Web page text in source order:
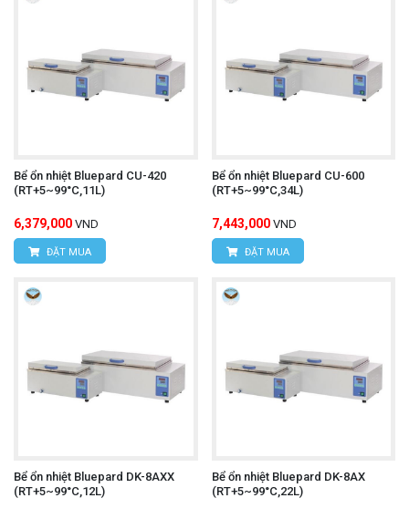
Bể ổn nhiệt Bluepard CU-420
(RT+5~99°C,11L)
6,379,000 VND
ĐẶT MUA
Bể ổn nhiệt Bluepard CU-600
(RT+5~99°C,34L)
7,443,000 VND
ĐẶT MUA
Bể ổn nhiệt Bluepard DK-8AXX
(RT+5~99°C,12L)
Bể ổn nhiệt Bluepard DK-8AX
(RT+5~99°C,22L)